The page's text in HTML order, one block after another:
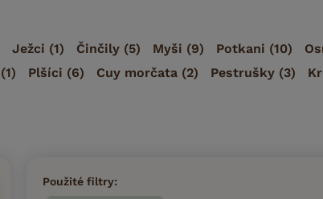
Ježci (1) Činčily (5) Myši (9) Potkani (10)
(1) Plšíci (6) Cuy morčata (2) Pestrušky (3)
Použité filtry: